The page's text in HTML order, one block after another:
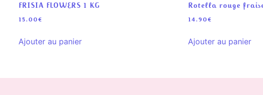
FRISIA FLOWERS 1 KG
15.00€
Ajouter au panier
Rotella rouge
14.90€
Ajouter au panier